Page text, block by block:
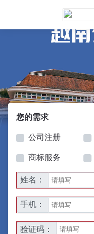
您的需求
公司注册
商标服务
姓名：
手机：
验证码：